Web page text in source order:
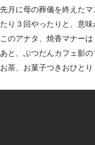
先月に母の葬儀を終えた
たり３回やったりと、意
このアナタ、焼香マナーは
あと、ぶつだんカフェ影の
お茶、お菓子つきおひとり